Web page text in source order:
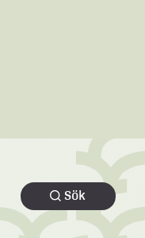
Sök